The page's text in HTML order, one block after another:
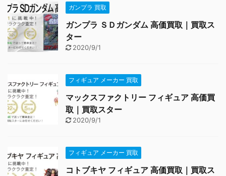
ガンプラ 買取
ガンプラ ＳＤガンダム 高価買取｜買取ス
ター
2020/9/1
フィギュア メーカー 買取
マックスファクトリー フィギュア 高価買
取｜買取スター
2020/9/1
フィギュア メーカー 買取
コトブキヤ フィギュア 高価買取｜買取ス